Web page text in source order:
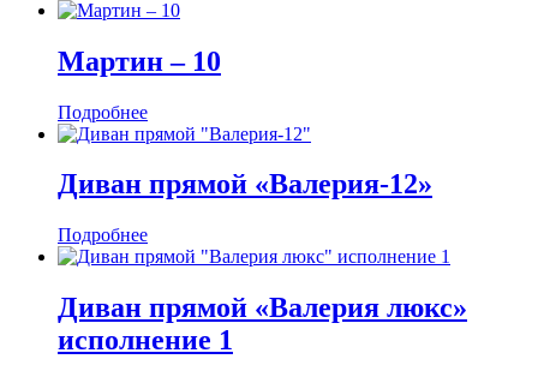
Мартин ‒ 10
Подробнее
Диван прямой «Валерия-12»
Подробнее
Диван прямой «Валерия люкс»
исполнение 1